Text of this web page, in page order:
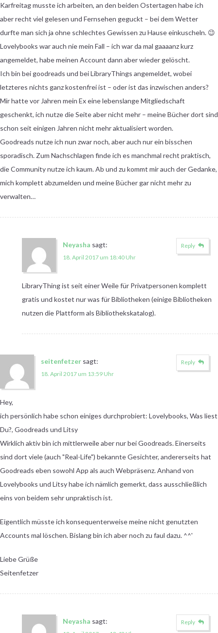
Karfreitag musste ich arbeiten, an den beiden Ostertagen habe ich
aber recht viel gelesen und Fernsehen geguckt – bei dem Wetter
durfte man sich ja ohne schlechtes Gewissen zu Hause einkuscheln. 😉
Lovelybooks war auch nie mein Fall – ich war da mal gaaaanz kurz
angemeldet, habe meinen Account dann aber wieder gelöscht.
Ich bin bei goodreads und bei LibraryThings angemeldet, wobei
letzteres nichts ganz kostenfrei ist – oder ist das inzwischen anders?
Mir hatte vor Jahren mein Ex eine lebenslange Mitgliedschaft
geschenkt, ich nutze die Seite aber nicht mehr – meine Bücher dort sind
schon seit einigen Jahren nicht mehr aktualisiert worden.
Goodreads nutze ich nun zwar noch, aber auch nur ein bisschen
sporadisch. Zum Nachschlagen finde ich es manchmal recht praktisch,
die Community nutze ich kaum. Ab und zu kommt mir auch der Gedanke,
mich komplett abzumelden und meine Bücher gar nicht mehr zu
verwalten…
Neyasha sagt:
18. April 2017 um 18:40 Uhr
LibraryThing ist seit einer Weile für Privatpersonen komplett
gratis und kostet nur was für Bibliotheken (einige Bibliotheken
nutzen die Plattform als Bibliothekskatalog).
Reply
seitenfetzer sagt:
18. April 2017 um 13:59 Uhr
Hey,
ich persönlich habe schon einiges durchprobiert: Lovelybooks, Was liest
Du?, Goodreads und Litsy
Wirklich aktiv bin ich mittlerweile aber nur bei Goodreads. Einerseits
sind dort viele (auch "Real-Life") bekannte Gesichter, andererseits hat
Goodreads eben sowohl App als auch Webpräsenz. Anhand von
Lovelybooks und Litsy habe ich nämlich gemerkt, dass ausschließlich
eins von beidem sehr unpraktisch ist.
Eigentlich müsste ich konsequenterweise meine nicht genutzten
Accounts mal löschen. Bislang bin ich aber noch zu faul dazu. ^^'
Liebe Grüße
Seitenfetzer
Reply
Neyasha sagt: Reply